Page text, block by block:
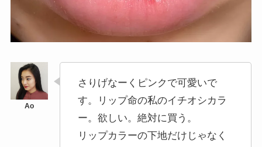
さりげなーくピンクで可愛いで
す。リップ命の私のイチオシカラ
ー。欲しい。絶対に買う。
リップカラーの下地だけじゃなく